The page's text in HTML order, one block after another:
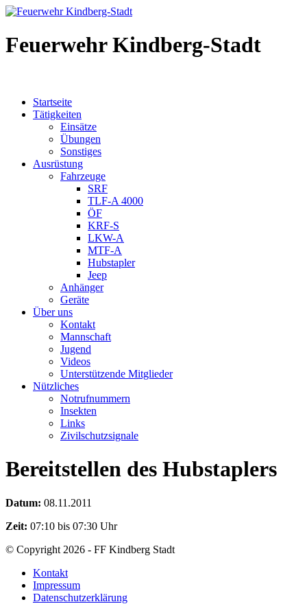
Feuerwehr Kindberg-Stadt
Startseite
Tätigkeiten
Einsätze
Übungen
Sonstiges
Ausrüstung
Fahrzeuge
SRF
TLF-A 4000
ÖF
KRF-S
LKW-A
MTF-A
Hubstapler
Jeep
Anhänger
Geräte
Über uns
Kontakt
Mannschaft
Jugend
Videos
Unterstützende Mitglieder
Nützliches
Notrufnummern
Insekten
Links
Zivilschutzsignale
Bereitstellen des Hubstaplers
Datum: 08.11.2011
Zeit: 07:10 bis 07:30 Uhr
© Copyright 2026 - FF Kindberg Stadt
Kontakt
Impressum
Datenschutzerklärung